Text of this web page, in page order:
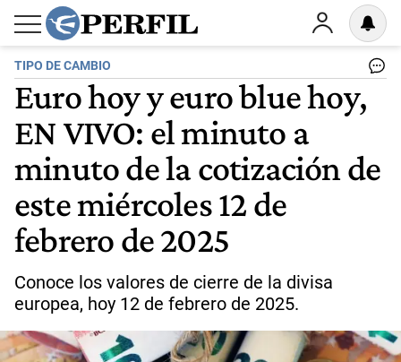
TIPO DE CAMBIO
Euro hoy y euro blue hoy,
EN VIVO: el minuto a
minuto de la cotización de
este miércoles 12 de
febrero de 2025
Conoce los valores de cierre de la divisa
europea, hoy 12 de febrero de 2025.